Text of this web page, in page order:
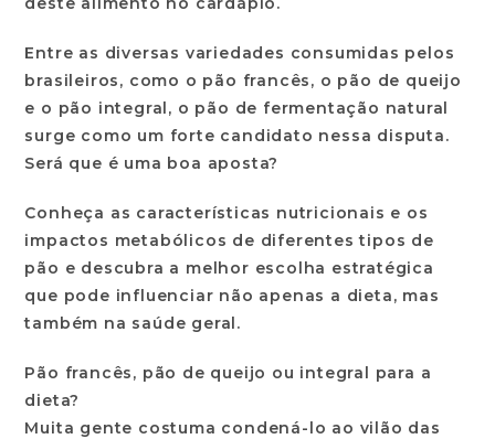
Entre as diversas variedades consumidas pelos
brasileiros, como o pão francês, o pão de queijo
e o pão integral, o pão de fermentação natural
surge como um forte candidato nessa disputa.
Será que é uma boa aposta?
Conheça as características nutricionais e os
impactos metabólicos de diferentes tipos de
pão e descubra a melhor escolha estratégica
que pode influenciar não apenas a dieta, mas
também na saúde geral.
Pão francês, pão de queijo ou integral para a
dieta?
Muita gente costuma condená-lo ao vilão das